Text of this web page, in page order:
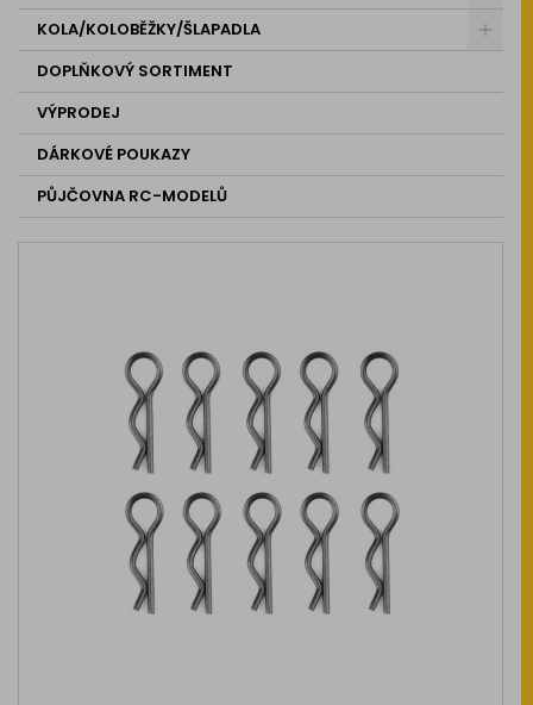
KOLA/KOLOBĚŽKY/ŠLAPADLA
DOPLŇKOVÝ SORTIMENT
VÝPRODEJ
DÁRKOVÉ POUKAZY
PŮJČOVNA RC-MODELŮ